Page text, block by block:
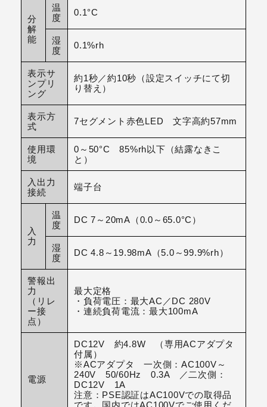
分
解
能
温
度
0.1°C
湿
度
0.1%rh
表示サ
ンプリ
ング
約1秒／約10秒（設定スイッチにて切
り替え）
表示方
式
7セグメント赤色LED 文字高約57mm
使用環
境
0～50°C 85%rh以下（結露なきこ
と）
入出力
接続
端子台
入
力
温
度
DC 7～20mA（0.0～65.0°C）
湿
度
DC 4.8～19.98mA（5.0～99.9%rh）
警報出
力
（リレ
ー接
点）
最大定格
・負荷電圧：最大AC／DC 280V
・連続負荷電流：最大100mA
電源
DC12V 約4.8W （専用ACアダプタ
付属）
※ACアダプタ 一次側：AC100V～
240V 50/60Hz 0.3A ／二次側：
DC12V 1A
注意：PSE認証はAC100Vでの取得品
です。国内ではAC100Vでご使用くだ